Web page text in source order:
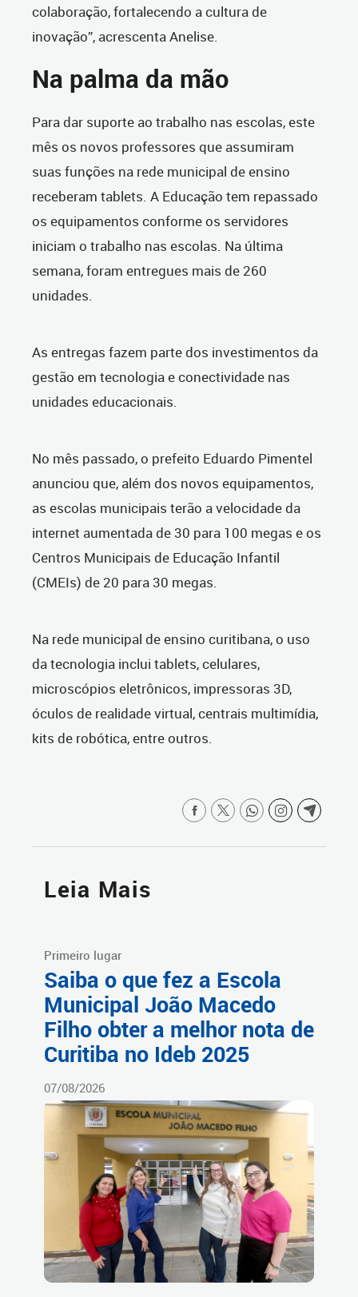
colaboração, fortalecendo a cultura de
inovação”, acrescenta Anelise.
Na palma da mão
Para dar suporte ao trabalho nas escolas, este
mês os novos professores que assumiram
suas funções na rede municipal de ensino
receberam tablets. A Educação tem repassado
os equipamentos conforme os servidores
iniciam o trabalho nas escolas. Na última
semana, foram entregues mais de 260
unidades.
As entregas fazem parte dos investimentos da
gestão em tecnologia e conectividade nas
unidades educacionais.
No mês passado, o prefeito Eduardo Pimentel
anunciou que, além dos novos equipamentos,
as escolas municipais terão a velocidade da
internet aumentada de 30 para 100 megas e os
Centros Municipais de Educação Infantil
(CMEIs) de 20 para 30 megas.
Na rede municipal de ensino curitibana, o uso
da tecnologia inclui tablets, celulares,
microscópios eletrônicos, impressoras 3D,
óculos de realidade virtual, centrais multimídia,
kits de robótica, entre outros.
Leia Mais
Primeiro lugar
Saiba o que fez a Escola
Municipal João Macedo
Filho obter a melhor nota de
Curitiba no Ideb 2025
07/08/2026